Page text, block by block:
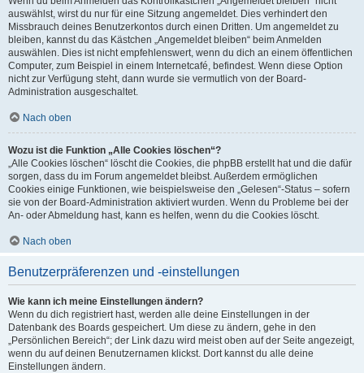
auswählst, wirst du nur für eine Sitzung angemeldet. Dies verhindert den
Missbrauch deines Benutzerkontos durch einen Dritten. Um angemeldet zu
bleiben, kannst du das Kästchen „Angemeldet bleiben“ beim Anmelden
auswählen. Dies ist nicht empfehlenswert, wenn du dich an einem öffentlichen
Computer, zum Beispiel in einem Internetcafé, befindest. Wenn diese Option
nicht zur Verfügung steht, dann wurde sie vermutlich von der Board-
Administration ausgeschaltet.
Nach oben
Wozu ist die Funktion „Alle Cookies löschen“?
„Alle Cookies löschen“ löscht die Cookies, die phpBB erstellt hat und die dafür
sorgen, dass du im Forum angemeldet bleibst. Außerdem ermöglichen
Cookies einige Funktionen, wie beispielsweise den „Gelesen“-Status – sofern
sie von der Board-Administration aktiviert wurden. Wenn du Probleme bei der
An- oder Abmeldung hast, kann es helfen, wenn du die Cookies löscht.
Nach oben
Benutzerpräferenzen und -einstellungen
Wie kann ich meine Einstellungen ändern?
Wenn du dich registriert hast, werden alle deine Einstellungen in der
Datenbank des Boards gespeichert. Um diese zu ändern, gehe in den
„Persönlichen Bereich“; der Link dazu wird meist oben auf der Seite angezeigt,
wenn du auf deinen Benutzernamen klickst. Dort kannst du alle deine
Einstellungen ändern.